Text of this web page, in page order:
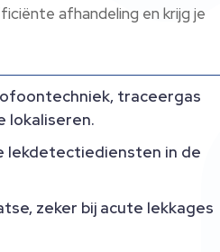
afhandeling en krijg je
traceergas
lokaliseren.
lekdetectiediensten in de
zeker bij acute lekkages